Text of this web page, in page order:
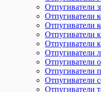
Отпугиватели
Отпугиватели
Отпугиватели
Отпугиватели
Отпугиватели
Отпугиватели
Отпугиватели
Отпугиватели
Отпугиватели
Отпугиватели